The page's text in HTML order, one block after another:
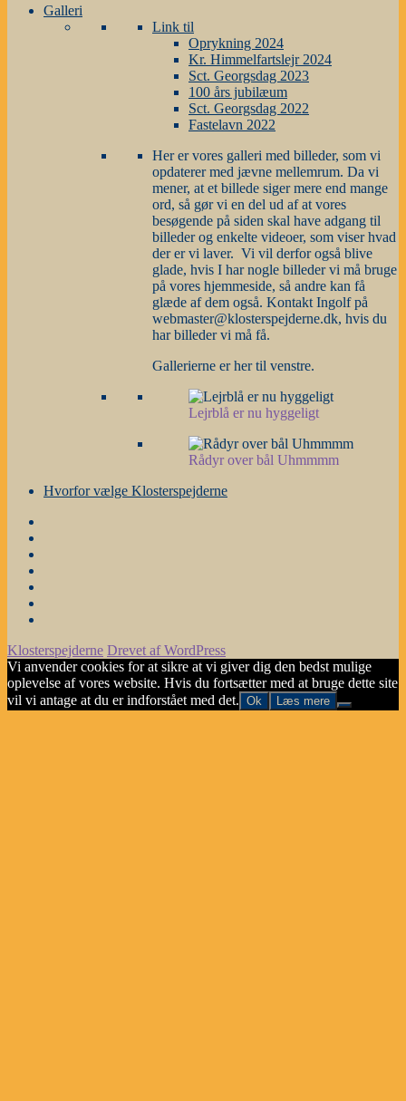
Galleri
Link til
Oprykning 2024
Kr. Himmelfartslejr 2024
Sct. Georgsdag 2023
100 års jubilæum
Sct. Georgsdag 2022
Fastelavn 2022
Her er vores galleri med billeder, som vi
opdaterer med jævne mellemrum. Da vi
mener, at et billede siger mere end mange
ord, så gør vi en del ud af at vores
besøgende på siden skal have adgang til
billeder og enkelte videoer, som viser hvad
der er vi laver. Vi vil derfor også blive
glade, hvis I har nogle billeder vi må bruge
på vores hjemmeside, så andre kan få
glæde af dem også. Kontakt Ingolf på
webmaster@klosterspejderne.dk, hvis du
har billeder vi må få.
Gallerierne er her til venstre.
Lejrblå er nu hyggeligt
Rådyr over bål Uhmmmm
Hvorfor vælge Klosterspejderne
Klosterspejderne
Klosterspejderne Drevet af WordPress
Vi anvender cookies for at sikre at vi giver dig den bedst mulige
oplevelse af vores website. Hvis du fortsætter med at bruge dette site
vil vi antage at du er indforstået med det. Ok Læs mere